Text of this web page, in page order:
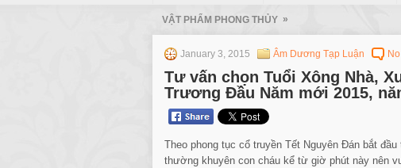
VẬT PHẨM PHONG THỦY »
January 3, 2015 Âm Dương Tạp Luận
Tư vấn chọn Tuổi Xông Nhà,
Trương Đầu Năm mới 2015,
Theo phong tục cổ truyền Tết Nguyên Đán bắt
thường khuyên con cháu kể từ giờ phút này nên